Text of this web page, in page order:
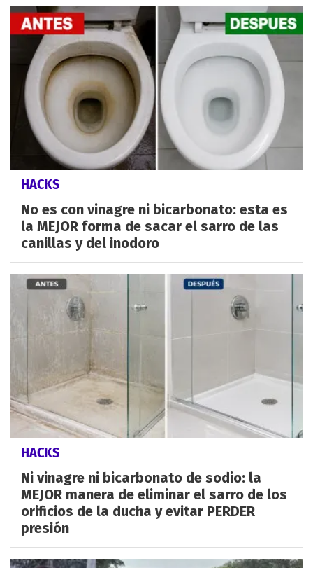
HACKS
No es con vinagre ni bicarbonato: esta es
la MEJOR forma de sacar el sarro de las
canillas y del inodoro
HACKS
Ni vinagre ni bicarbonato de sodio: la
MEJOR manera de eliminar el sarro de los
orificios de la ducha y evitar PERDER
presión